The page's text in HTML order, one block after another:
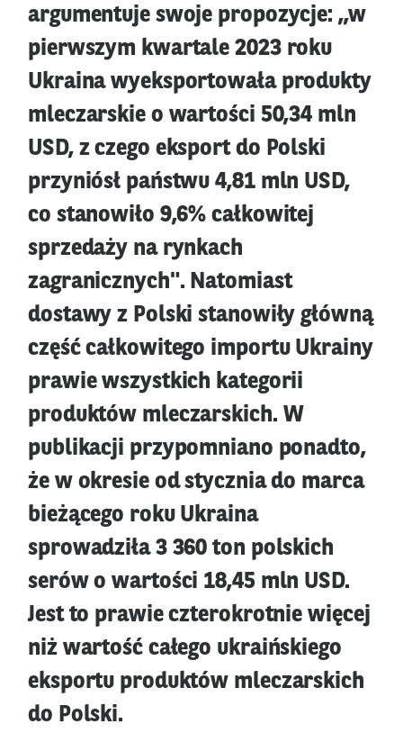
argumentuje swoje propozycje: ,,w
pierwszym kwartale 2023 roku
Ukraina wyeksportowała produkty
mleczarskie o wartości 50,34 mln
USD, z czego eksport do Polski
przyniósł państwu 4,81 mln USD,
co stanowiło 9,6% całkowitej
sprzedaży na rynkach
zagranicznych". Natomiast
dostawy z Polski stanowiły główną
część całkowitego importu Ukrainy
prawie wszystkich kategorii
produktów mleczarskich. W
publikacji przypomniano ponadto,
że w okresie od stycznia do marca
bieżącego roku Ukraina
sprowadziła 3 360 ton polskich
serów o wartości 18,45 mln USD.
Jest to prawie czterokrotnie więcej
niż wartość całego ukraińskiego
eksportu produktów mleczarskich
do Polski.